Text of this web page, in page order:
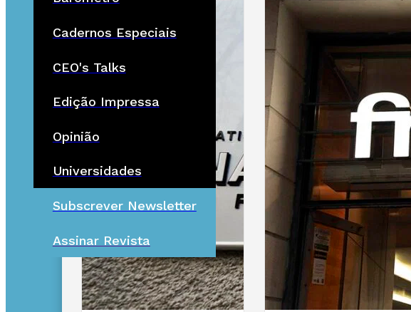
Cadernos Especiais
CEO's Talks
Edição Impressa
Opinião
Universidades
Subscrever Newsletter
Assinar Revista